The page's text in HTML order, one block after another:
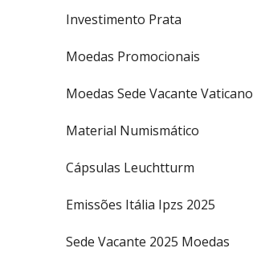
Investimento Prata
Moedas Promocionais
Moedas Sede Vacante Vaticano
Material Numismático
Cápsulas Leuchtturm
Emissões Itália Ipzs 2025
Sede Vacante 2025 Moedas